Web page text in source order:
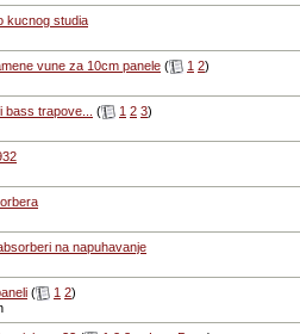
kucnog studia
vune za 10cm panele ( 1 2)
bass trapove... ( 1 2 3)
na napuhavanje
( 1 2)